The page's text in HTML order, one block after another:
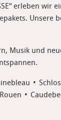
erleben
Unsere
Musik und
Rouen